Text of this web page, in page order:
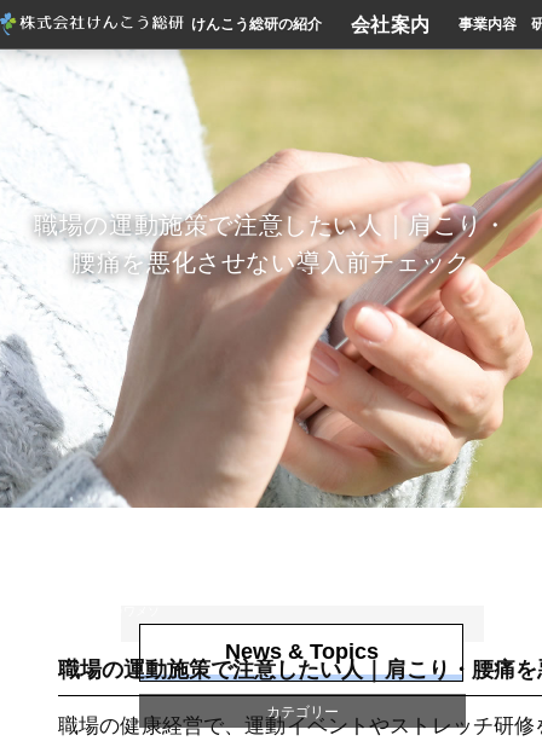
けんこう総研の紹介 会社案内 事業内容
職場の運動施策で注意したい人｜肩こり・
腰痛を悪化させない導入前チェック
職場の運動施策で注意したい人｜肩こり・腰痛
職場の健康経営で、運動イベントやストレッチ研
News & Topics
カテゴリー